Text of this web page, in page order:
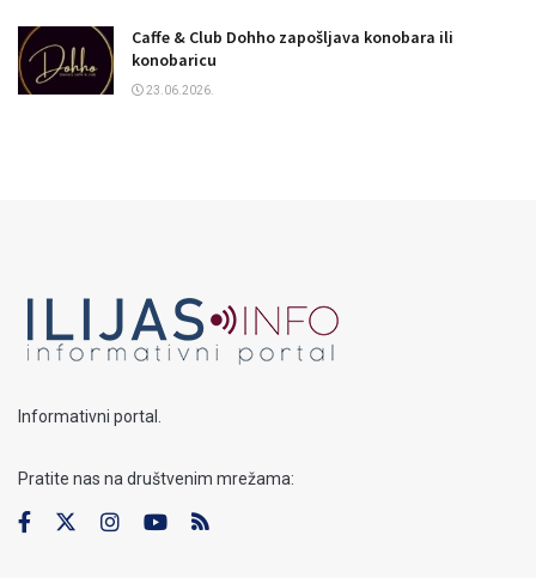
Caffe & Club Dohho zapošljava konobara ili
konobaricu
23.06.2026.
Informativni portal.
Pratite nas na društvenim mrežama: